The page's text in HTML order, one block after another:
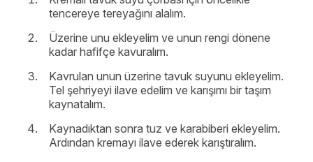
tencereye tereyağını alalım.
Üzerine unu ekleyelim ve unun rengi dönene
kadar hafifçe kavuralım.
Kavrulan unun üzerine tavuk suyunu ekleyelim.
Tel şehriyeyi ilave edelim ve karışımı bir taşım
kaynatalım.
Kaynadıktan sonra tuz ve karabiberi ekleyelim.
Ardından kremayı ilave ederek karıştıralım.